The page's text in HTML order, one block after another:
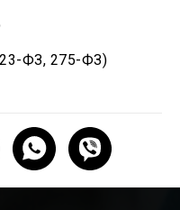
ФЗ, 275-ФЗ)